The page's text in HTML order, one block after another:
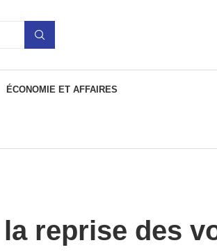
ÉCONOMIE ET AFFAIRES
reprise des